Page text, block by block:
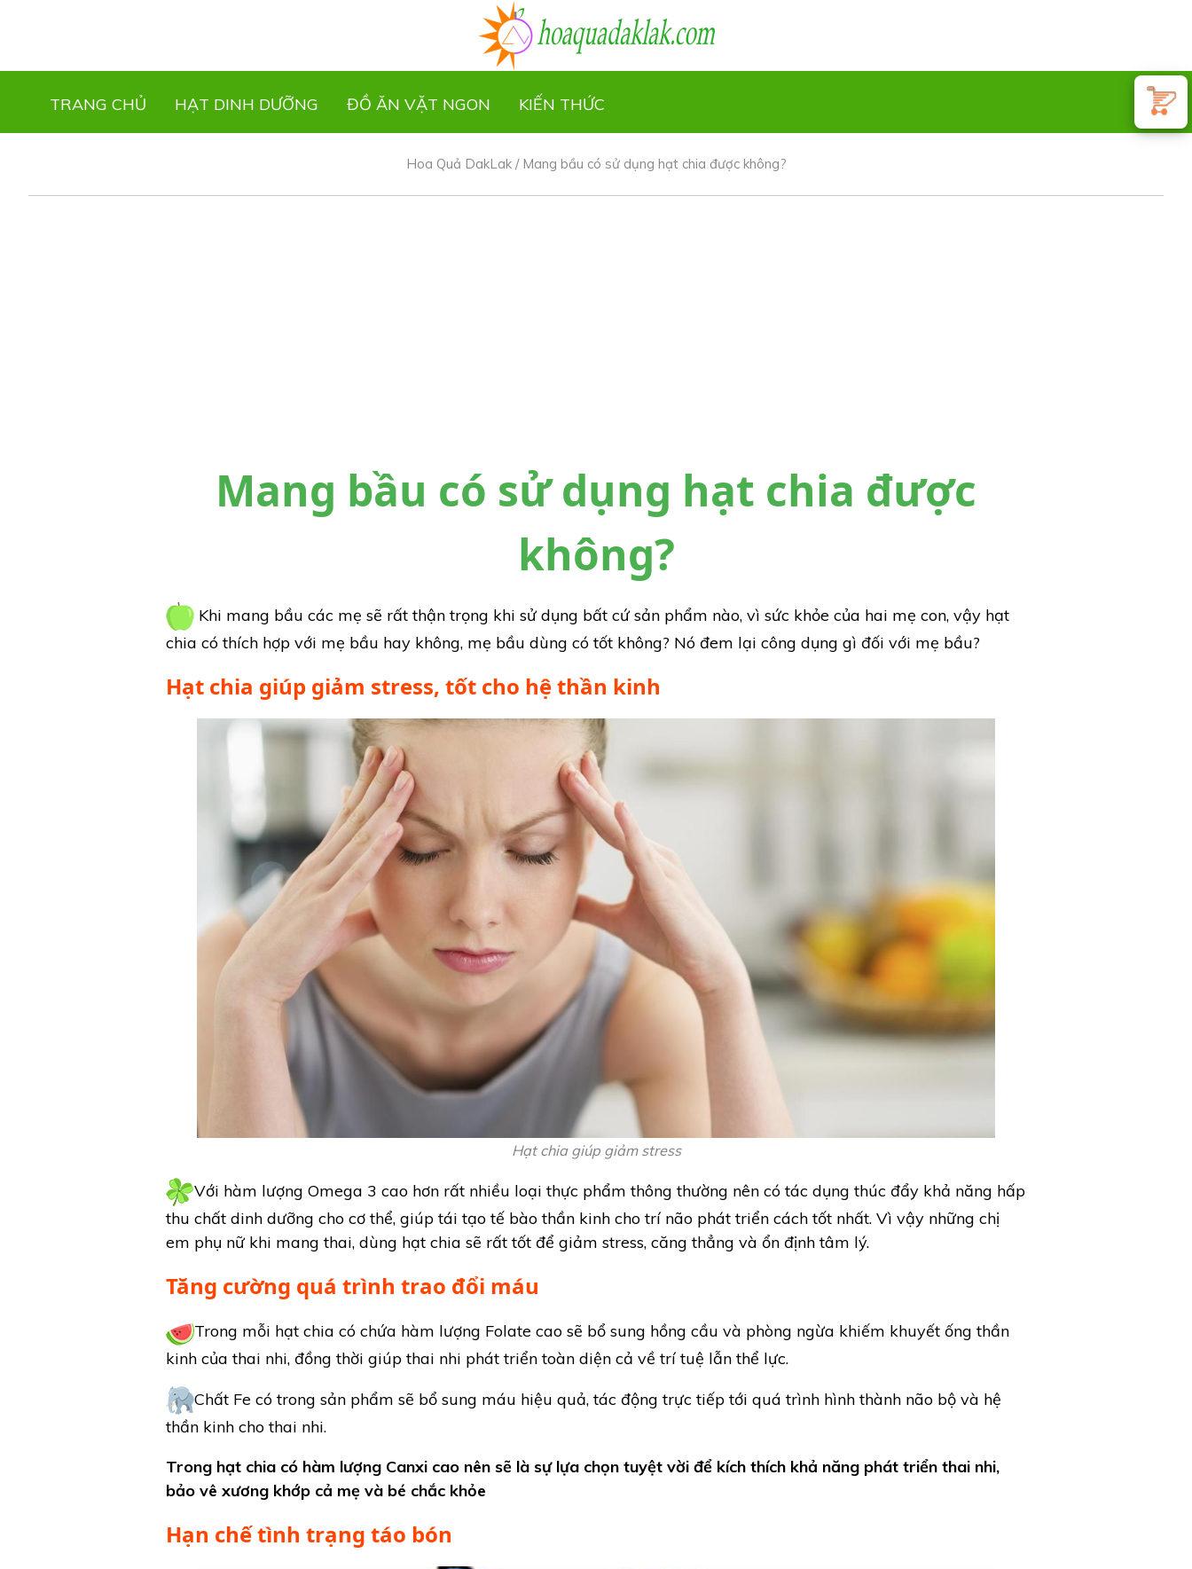
TRANG CHỦ HẠT DINH DƯỠNG ĐỒ ĂN VẶT NGON KIẾN THỨC
Hoa Quả DakLak/ Mang bầu có sử dụng hạt chia được không?
Mang bầu có sử dụng hạt chia được
không?
Khi mang bầu các mẹ sẽ rất thận trọng khi sử dụng bất cứ sản phẩm nào, vì sức khỏe của hai mẹ con, vậy hạt
chia có thích hợp với mẹ bầu hay không, mẹ bầu dùng có tốt không? Nó đem lại công dụng gì đối với mẹ bầu?
Hạt chia giúp giảm stress, tốt cho hệ thần kinh
Hạt chia giúp giảm stress
Với hàm lượng Omega 3 cao hơn rất nhiều loại thực phẩm thông thường nên có tác dụng thúc đẩy khả năng hấp
thu chất dinh dưỡng cho cơ thể, giúp tái tạo tế bào thần kinh cho trí não phát triển cách tốt nhất. Vì vậy những chị
em phụ nữ khi mang thai, dùng hạt chia sẽ rất tốt để giảm stress, căng thẳng và ổn định tâm lý.
Tăng cường quá trình trao đổi máu
Trong mỗi hạt chia có chứa hàm lượng Folate cao sẽ bổ sung hồng cầu và phòng ngừa khiếm khuyết ống thần
kinh của thai nhi, đồng thời giúp thai nhi phát triển toàn diện cả về trí tuệ lẫn thể lực.
Chất Fe có trong sản phẩm sẽ bổ sung máu hiệu quả, tác động trực tiếp tới quá trình hình thành não bộ và hệ
thần kinh cho thai nhi.
Trong hạt chia có hàm lượng Canxi cao nên sẽ là sự lựa chọn tuyệt vời để kích thích khả năng phát triển thai nhi,
bảo vê xương khớp cả mẹ và bé chắc khỏe
Hạn chế tình trạng táo bón